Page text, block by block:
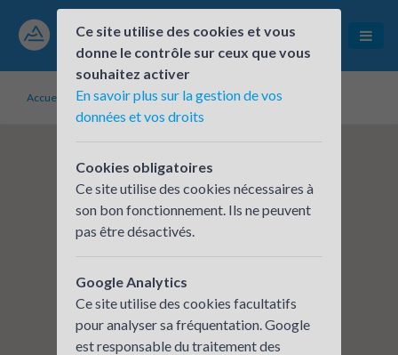
Accueil Établissements inscrits CERA - VOREPPE
Ce site utilise des cookies et vous
donne le contrôle sur ceux que vous
souhaitez activer
En savoir plus sur la gestion de vos
données et vos droits
Cookies obligatoires
Ce site utilise des cookies nécessaires à
son bon fonctionnement. Ils ne peuvent
pas être désactivés.
Google Analytics
Ce site utilise des cookies facultatifs
pour analyser sa fréquentation. Google
est responsable du traitement des